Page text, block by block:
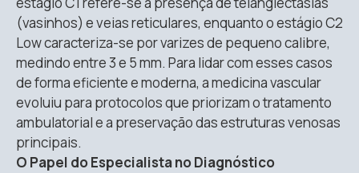
(vasinhos) e veias reticulares, enquanto o estágio C2
Low caracteriza-se por varizes de pequeno calibre,
medindo entre 3 e 5 mm. Para lidar com esses casos
de forma eficiente e moderna, a medicina vascular
evoluiu para protocolos que priorizam o tratamento
ambulatorial e a preservação das estruturas venosas
principais.
O Papel do Especialista no Diagnóstico